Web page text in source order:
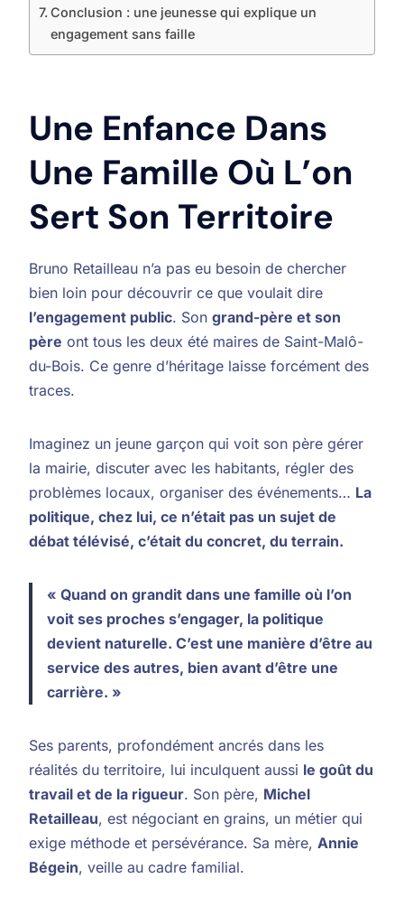
Conclusion : une jeunesse qui explique un
engagement sans faille
Une Enfance Dans
Une Famille Où L’on
Sert Son Territoire
Bruno Retailleau n’a pas eu besoin de chercher
bien loin pour découvrir ce que voulait dire
l’engagement public. Son grand-père et son
père ont tous les deux été maires de Saint-Malô-
du-Bois. Ce genre d’héritage laisse forcément des
traces.
Imaginez un jeune garçon qui voit son père gérer
la mairie, discuter avec les habitants, régler des
problèmes locaux, organiser des événements… La
politique, chez lui, ce n’était pas un sujet de
débat télévisé, c’était du concret, du terrain.
« Quand on grandit dans une famille où l’on
voit ses proches s’engager, la politique
devient naturelle. C’est une manière d’être au
service des autres, bien avant d’être une
carrière. »
Ses parents, profondément ancrés dans les
réalités du territoire, lui inculquent aussi le goût du
travail et de la rigueur. Son père, Michel
Retailleau, est négociant en grains, un métier qui
exige méthode et persévérance. Sa mère, Annie
Bégein, veille au cadre familial.